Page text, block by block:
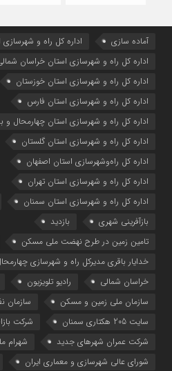
آماده سازی
اداره كل راه و
اداره كل راه و شهرسازي استان خراسان
اداره كل راه و شهرسازي استان خوزستان
اداره كل راه و شهرسازي استان فارس
اداره كل راه و شهرسازي استان چهارمحال و
اداره كل راه و شهرسازي استان گلستان
اداره كل راه‌و‌شهرسازي استان اصفهان
اداره کل راه و شهرسازی استان تهران
اداره کل راه و شهرسازی استان سمنان
بازآفرینی شهری
بازدید
تامین زمین در طرح نهضت ملی مسکن
خدایار باقری مدیرکل راه و شهرسازی
خراسان شمالی
رادیو تلویزیون
سازمان ملی زمین و مسکن
سازمان
سایت 205 هکتاری سمنان
شرکت
شرکت عمران شهرهای جدید
شهرام
شوراي عالي شهرسازی و معماري ايران